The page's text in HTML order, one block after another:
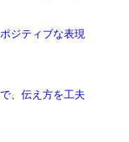
ジティブな表現
、伝え方を工夫